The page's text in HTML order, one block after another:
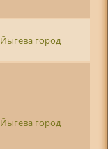
Йыгева город
Йыгева город